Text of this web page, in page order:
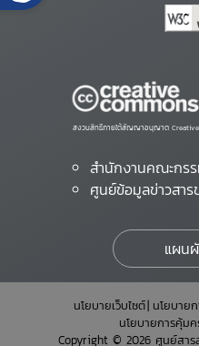
สงวนสิทธิ์ภายใต้สัญญาอนุญาต
สำนักงานคณะกร
ศูนย์ข้อมูลข่าวสาร
แผน
นโยบายเว็บไซต์ นโยบาย
นโยบายการคุ้ม
Copyright © 2026 ศูนย์สาร